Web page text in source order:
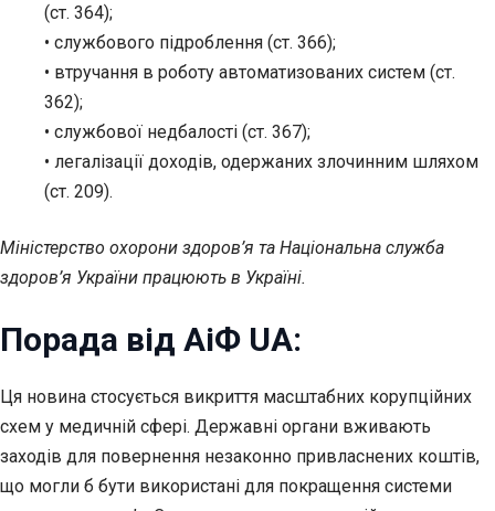
(ст. 364);
• службового підроблення (ст. 366);
• втручання в роботу автоматизованих систем (ст.
362);
• службової недбалості (ст. 367);
• легалізації доходів, одержаних злочинним шляхом
(ст. 209).
Міністерство охорони здоров’я та Національна служба
здоров’я України працюють в Україні.
Порада від АіФ UA:
Ця новина стосується викриття масштабних корупційних
схем у медичній сфері. Державні органи вживають
заходів для повернення незаконно привласнених коштів,
що могли б бути використані для покращення системи